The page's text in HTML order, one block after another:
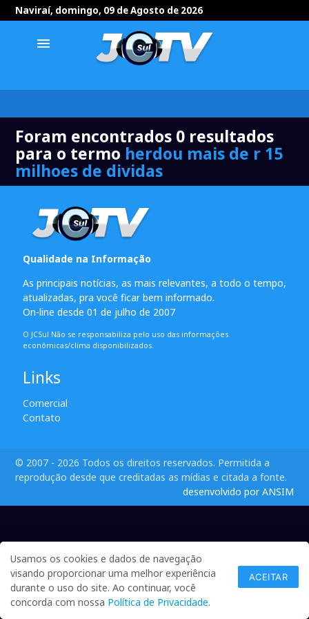
Naviraí, domingo, 09 de Agosto de 2026
menu
Foram encontrados 0 resultados
para o termo herdou mais de r 15
milhoes de dividas
Qualidade na Informação
As principais notícias, as mais relevantes, a todo o tempo,
atualizadas, pra você ficar bem informado.
On-line desde 01 de julho de 2007
O JCSul Não se responsabiliza pelo uso das informações
econômicas/clima disponibilizados.
Links
Comercial
Contato
© 2007 - 2026 Todos os direitos reservados. Permitida a
reprodução desde que creditadas as mídias e citada a fonte.
desenvolvido por ANSIM
Usamos os cookies e dados de navegação
visando proporcionar uma melhor experiência
durante o uso do site. Ao continuar, você
concorda com nossa Política de Privacidade.
ACEITAR